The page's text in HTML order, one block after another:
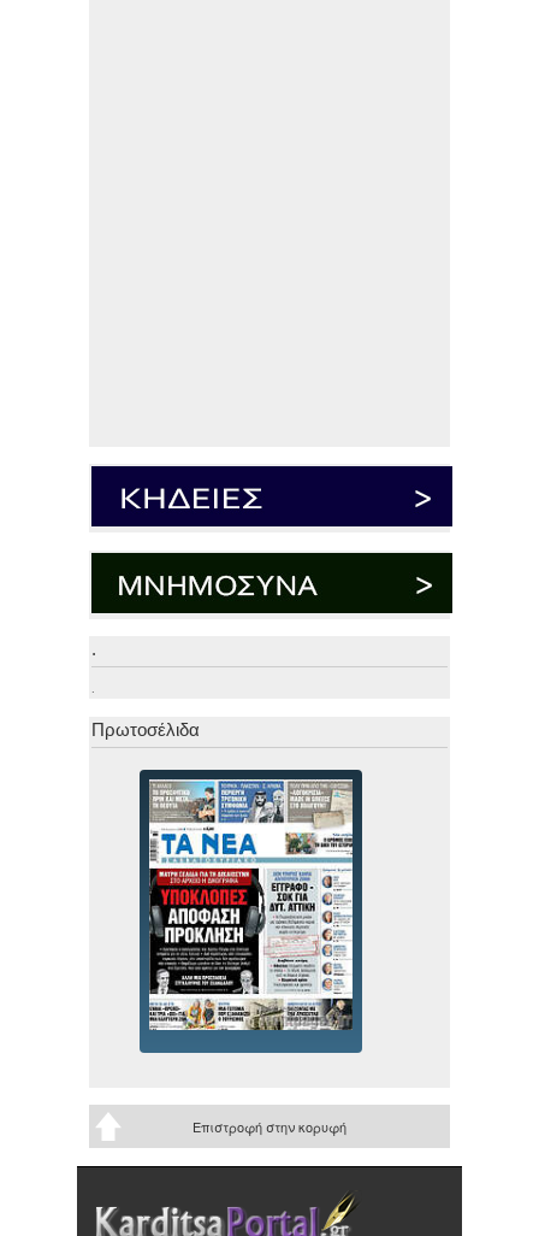
.
.
Πρωτοσέλιδα
Επιστροφή στην κορυφή